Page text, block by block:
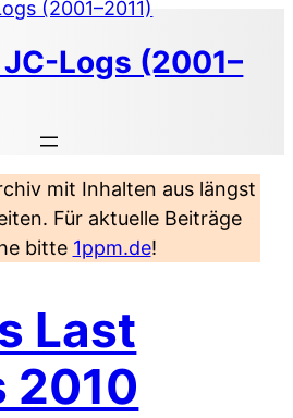
Logs (2001–
mit Inhalten aus längst
Für aktuelle Beiträge
bitte 1ppm.de!
Last
2010